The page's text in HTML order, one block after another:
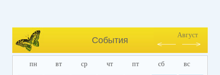
События
Август
пн вт ср чт пт сб вс